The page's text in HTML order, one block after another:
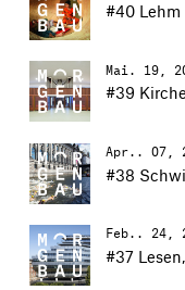
#40
Mai. 19,
#39
Apr.. 07,
#38
Feb.. 24,
#37